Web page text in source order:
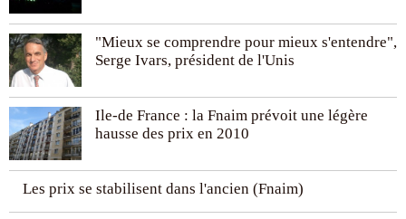
"Mieux se comprendre pour mieux s'entendre",
Serge Ivars, président de l'Unis
Ile-de France : la Fnaim prévoit une légère
hausse des prix en 2010
Les prix se stabilisent dans l'ancien (Fnaim)